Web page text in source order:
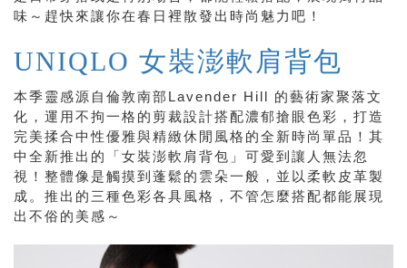
味～趕快來讓你在春日裡散發出時尚魅力吧！
UNIQLO 女裝澎軟肩背包
本季靈感源自倫敦南部Lavender Hill 的藝術家聚落文
化，運用不拘一格的剪裁設計搭配濃郁搶眼色彩，打造
完美揉合中性優雅與精緻休閒風格的全新時尚單品！其
中全新推出的「女裝澎軟肩背包」可愛到讓人無法忽
視！整體像是觸摸到蓬鬆的雲朵一般，並以柔軟皮革製
成。推出的三種色彩各具風格，不管怎麼搭配都能展現
出不俗的美感～